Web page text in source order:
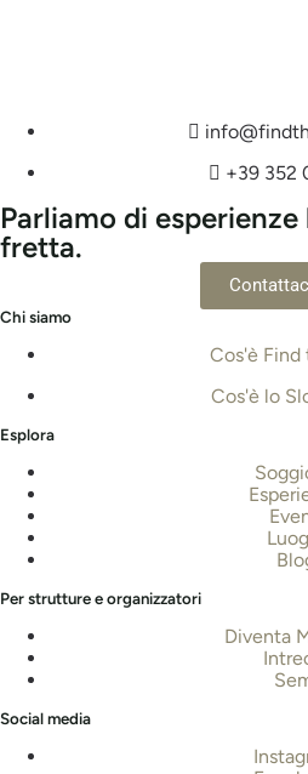
+39 352
Parliamo di esperienze
fretta.
Chi siamo
Cos'è Find
Cos'è lo
Esplora
Per strutture e organizzatori
Diventa
Social media